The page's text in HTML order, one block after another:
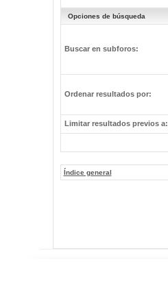
Opciones de búsqueda
Buscar en subforos:
Ordenar resultados por:
Limitar resultados previos a:
Índice general